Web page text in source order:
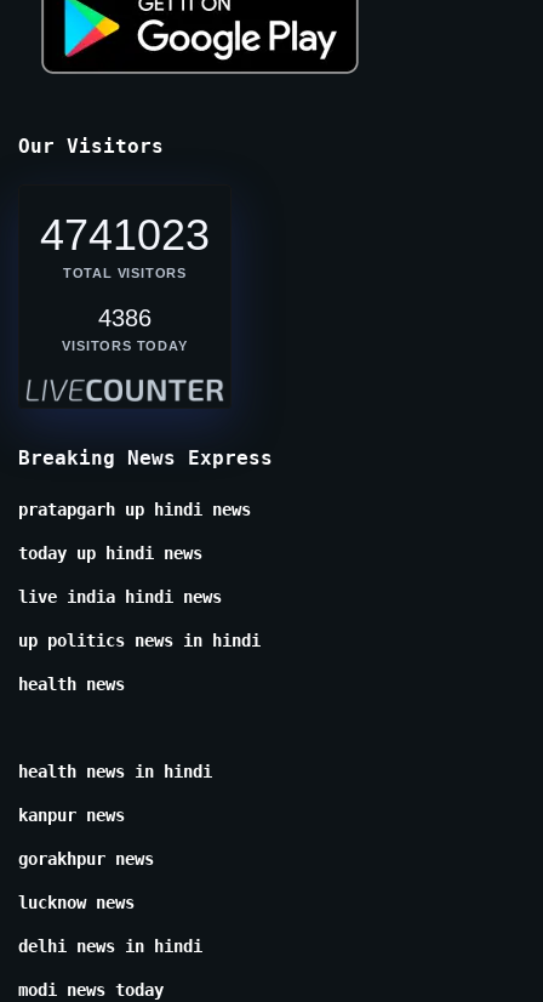
Our Visitors
4741023
TOTAL VISITORS
4386
VISITORS TODAY
Breaking News Express
pratapgarh up hindi news
today up hindi news
live india hindi news
up politics news in hindi
health news
health news in hindi
kanpur news
gorakhpur news
lucknow news
delhi news in hindi
modi news today